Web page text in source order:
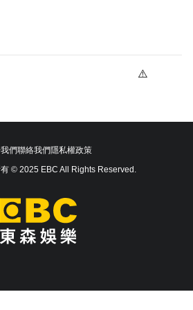
們聯絡我們隱私權政策
© 2025 EBC All Rights Reserved.